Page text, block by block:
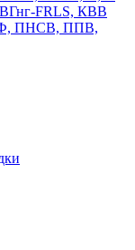
FRLS, КВВ
ПНСВ, ППВ,